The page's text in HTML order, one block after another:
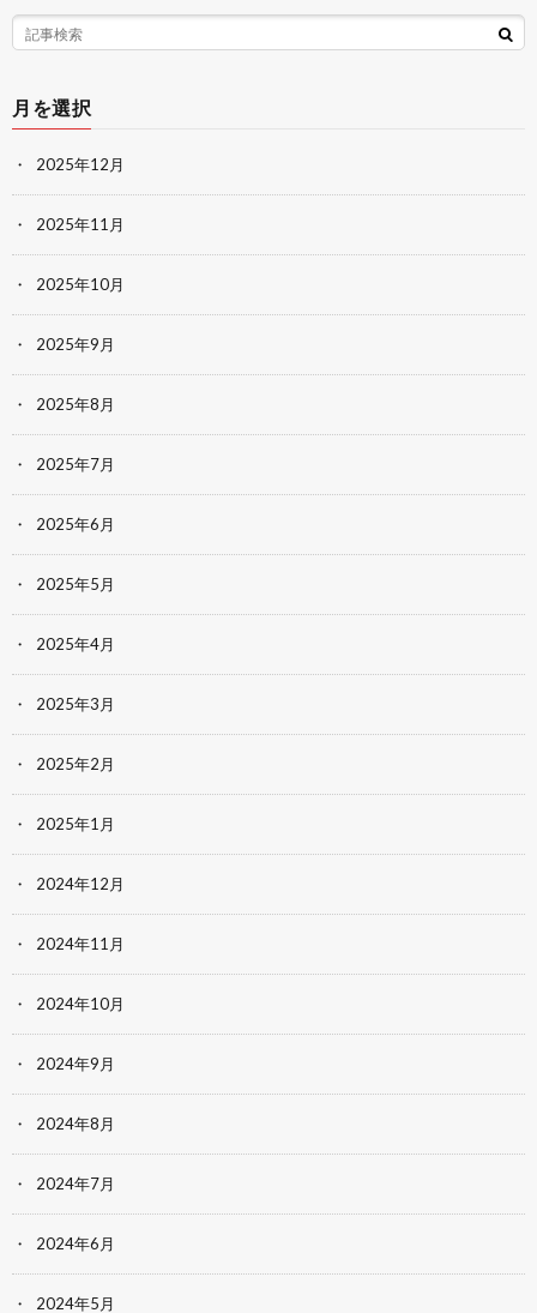
月を選択
2025年12月
2025年11月
2025年10月
2025年9月
2025年8月
2025年7月
2025年6月
2025年5月
2025年4月
2025年3月
2025年2月
2025年1月
2024年12月
2024年11月
2024年10月
2024年9月
2024年8月
2024年7月
2024年6月
2024年5月